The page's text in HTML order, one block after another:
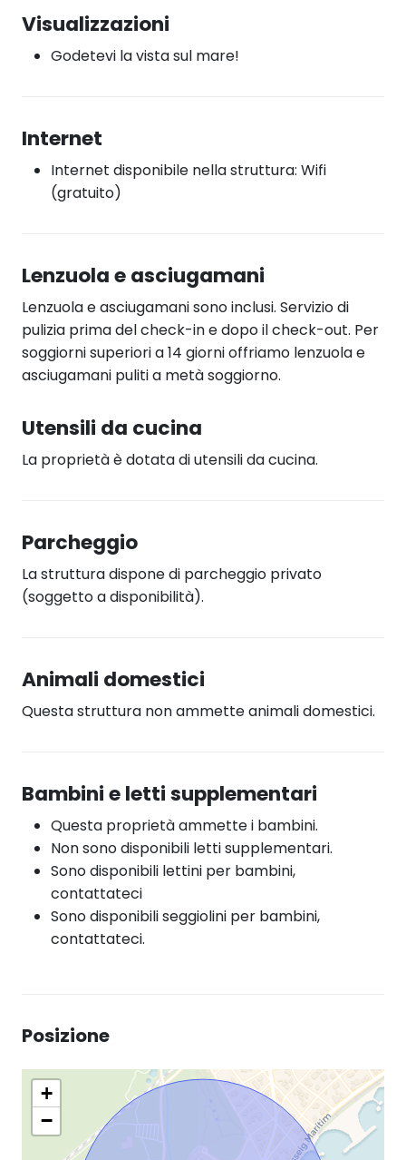
Visualizzazioni
Godetevi la vista sul mare!
Internet
Internet disponibile nella struttura: Wifi
(gratuito)
Lenzuola e asciugamani
Lenzuola e asciugamani sono inclusi. Servizio di
pulizia prima del check-in e dopo il check-out. Per
soggiorni superiori a 14 giorni offriamo lenzuola e
asciugamani puliti a metà soggiorno.
Utensili da cucina
La proprietà è dotata di utensili da cucina.
Parcheggio
La struttura dispone di parcheggio privato
(soggetto a disponibilità).
Animali domestici
Questa struttura non ammette animali domestici.
Bambini e letti supplementari
Questa proprietà ammette i bambini.
Non sono disponibili letti supplementari.
Sono disponibili lettini per bambini,
contattateci
Sono disponibili seggiolini per bambini,
contattateci.
Posizione
+
−